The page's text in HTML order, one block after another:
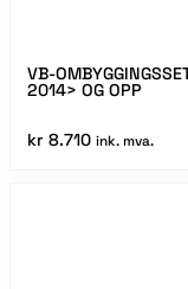
VB-
2014> OG OPP
kr 8.710 ink. mva.